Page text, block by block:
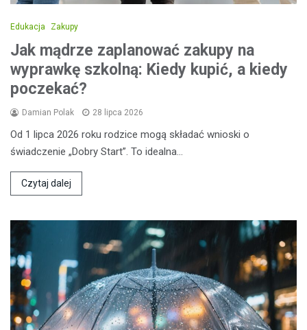
Edukacja Zakupy
Jak mądrze zaplanować zakupy na
wyprawkę szkolną: Kiedy kupić, a kiedy
poczekać?
Damian Polak 28 lipca 2026
Od 1 lipca 2026 roku rodzice mogą składać wnioski o
świadczenie „Dobry Start”. To idealna…
Czytaj dalej